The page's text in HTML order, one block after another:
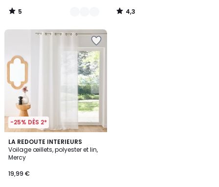
5
/
4,3
/
-25% DÈS 2*
LA REDOUTE INTERIEURS
Voilage œillets, polyester et lin,
Mercy
19,99 €
4,4
/ 5